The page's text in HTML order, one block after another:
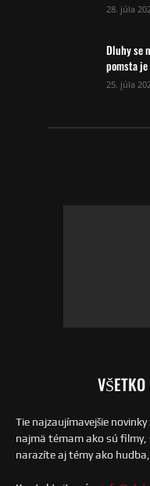
28. júla
Dluhy se
pomsta je
25. júla
Tie najzaujímavejšie
najmä témam ako sú filmy,
narazíte aj témy ako